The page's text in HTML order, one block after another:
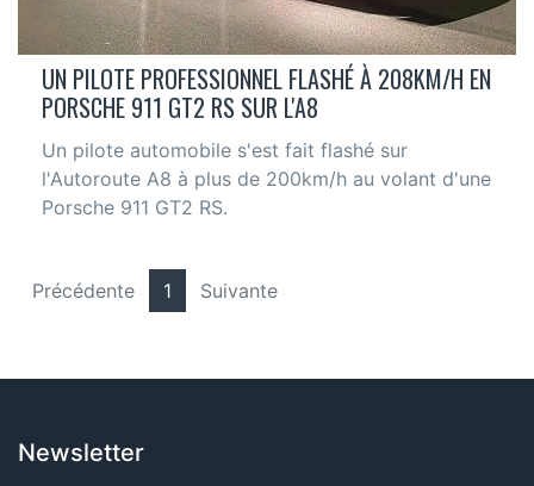
UN PILOTE PROFESSIONNEL FLASHÉ À 208KM/H EN
PORSCHE 911 GT2 RS SUR L'A8
Un pilote automobile s'est fait flashé sur
l'Autoroute A8 à plus de 200km/h au volant d'une
Porsche 911 GT2 RS.
Précédente 1 Suivante
Newsletter